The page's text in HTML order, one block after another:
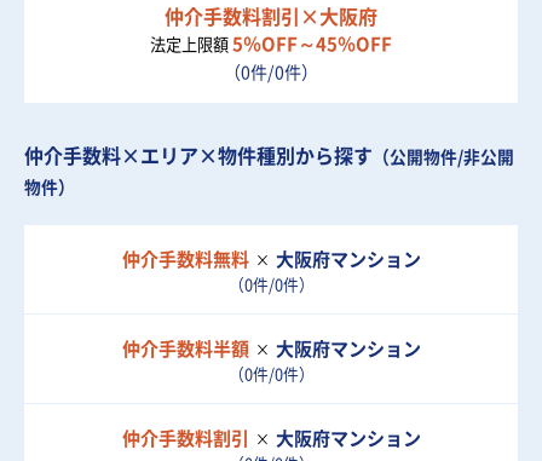
仲介手数料割引×大阪府
法定上限額5％OFF～45％OFF
（0件/0件）
仲介手数料×エリア×物件種別から探す （公開物件/非公開
物件）
仲介手数料無料 大阪府マンション
（0件/0件）
仲介手数料半額 大阪府マンション
（0件/0件）
仲介手数料割引 大阪府マンション